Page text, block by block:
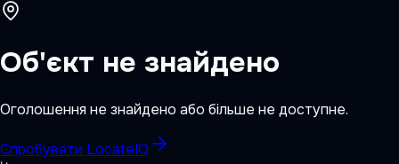
Об'єкт не знайдено
Оголошення не знайдено або більше не доступне.
Спробувати LocateIQ